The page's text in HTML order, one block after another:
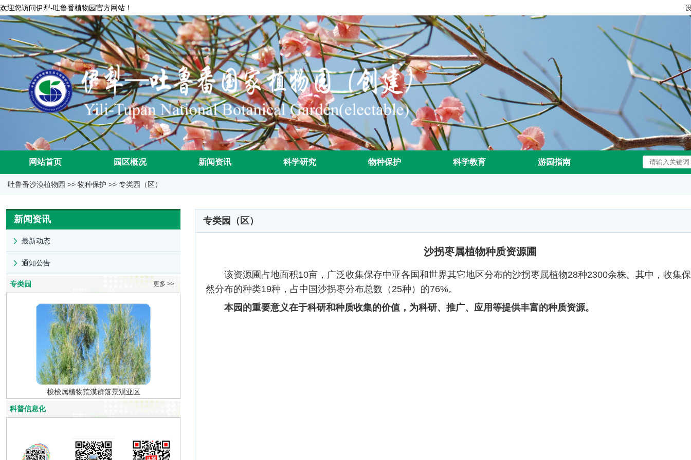
欢迎您访问伊犁-吐鲁番植物园官方网站！
网站首页 园区概况 新闻资讯 科学研究 物种保护 科学教育 游园指南
吐鲁番沙漠植物园 >> 物种保护 >> 专类园（区）
新闻资讯
最新动态
通知公告
专类园 更多 >>
梭梭属植物荒漠群落景观亚区
科普信息化
专类园（区）
沙拐枣属植物种质资源圃
该资源圃占地面积10亩，广泛收集保存中亚各国和世界其它地区分布的沙拐枣属植物28种2300余株。其中，收集
然分布的种类19种，占中国沙拐枣分布总数（25种）的76%。
本园的重要意义在于科研和种质收集的价值，为科研、推广、应用等提供丰富的种质资源。